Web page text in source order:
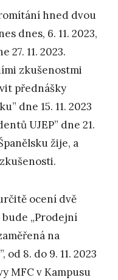
hned dvou
dnes, 6. 11. 2023,
27. 11. 2023.
zkušenostmi
přednášky
dne 15. 11. 2023
UJEP” dne 21.
žije, a
ocení dvě
„Prodejní
na
8. do 9. 11. 2023
MFC v Kampusu